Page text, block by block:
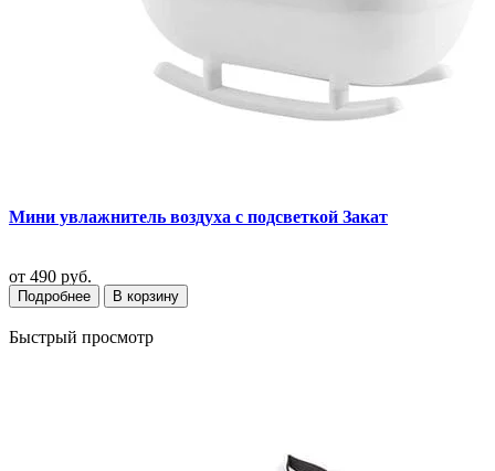
Мини увлажнитель воздуха с подсветкой Закат
от 490 руб.
Подробнее В корзину
Быстрый просмотр